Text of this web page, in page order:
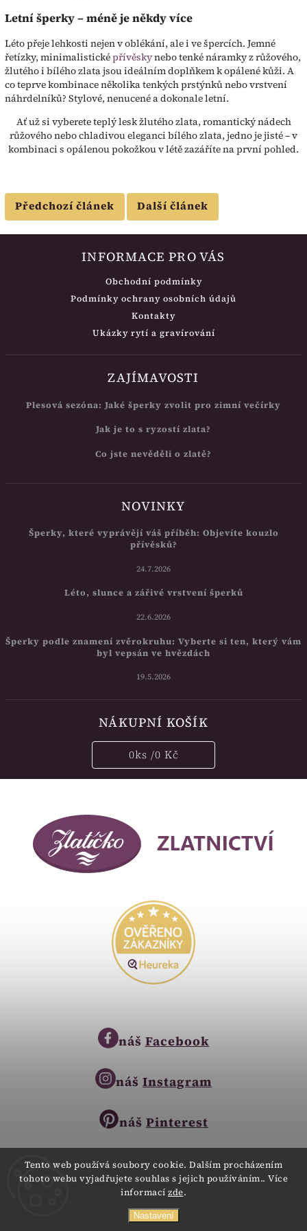
Tento web používá soubory cookie. Dalším procházením
tohoto webu vyjadřujete souhlas s jejich používáním.. Více
informací zde.
Nastavení
obchod@zlatnictvi-zlaticko.cz
Letní šperky – méně je někdy více
Léto přeje lehkosti nejen v oblékání, ale i ve špercích. Jemné
řetízky, minimalisticképřívěskynebo tenké náramky z růžového,
žlutého i bílého zlata jsou ideálním doplňkem k opálené kůži. A
co teprve kombinace několika tenkých prstýnků nebo vrstvení
náhrdelníků? Stylové, nenucené a dokonale letní.
Ať už si vyberete teplý lesk žlutého zlata, romantický nádech
růžového nebo chladivou eleganci bílého zlata, jedno je jisté – v
kombinaci s opálenou pokožkou v létě zazáříte na první pohled.
Předchozí článek Další článek
INFORMACE PRO VÁS
Obchodní podmínky
Podmínky ochrany osobních údajů
Kontakty
Ukázky rytí a gravírování
ZAJÍMAVOSTI
Plesová sezóna: Jaké šperky zvolit pro zimní večírky
Jak je to s ryzostí zlata?
Co jste nevěděli o zlatě?
NOVINKY
Šperky, které vyprávějí váš příběh: Objevíte kouzlo
přívěsků?
24.7.2026
Léto, slunce a zářivé vrstvení šperků
22.6.2026
Šperky podle znamení zvěrokruhu: Vyberte si ten, který vám
byl vepsán ve hvězdách
19.5.2026
NÁKUPNÍ KOŠÍK
0ks /0 Kč
náš Facebook
náš Instagram
náš Pinterest
Copyright © 2023
Všechna práva vyhrazena.